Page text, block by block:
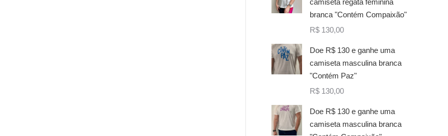
camiseta regata feminina
branca "Contém Compaixão"
R$ 130,00
Doe R$ 130 e ganhe uma
camiseta masculina branca
"Contém Paz"
R$ 130,00
Doe R$ 130 e ganhe uma
camiseta masculina branca